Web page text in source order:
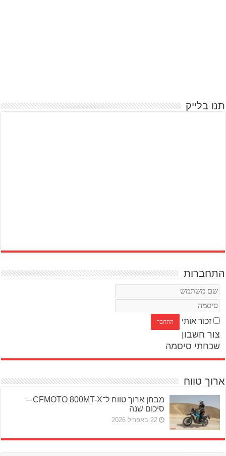
תנו בלייק
התחברות
זכור אותי
צור חשבון
שכחתי סיסמה
ארוך טווח
מבחן ארוך טווח ל־CFMOTO 800MT-X –
סיכום שנה
22 באפריל 2026